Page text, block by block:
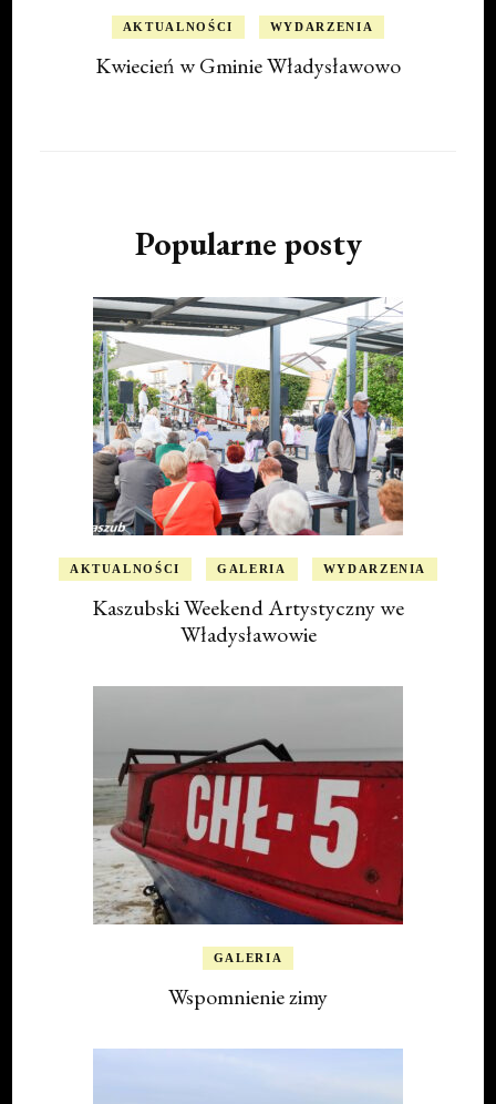
AKTUALNOŚCI WYDARZENIA
Kwiecień w Gminie Władysławowo
Popularne posty
AKTUALNOŚCI GALERIA WYDARZENIA
Kaszubski Weekend Artystyczny we
Władysławowie
GALERIA
Wspomnienie zimy